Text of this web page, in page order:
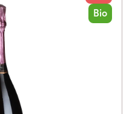
Bio